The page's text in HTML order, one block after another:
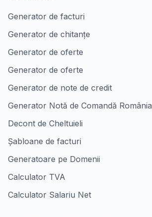
Generator de facturi
Generator de chitanțe
Generator de oferte
Generator de oferte
Generator de note de credit
Generator Notă de Comandă România
Decont de Cheltuieli
Șabloane de facturi
Generatoare pe Domenii
Calculator TVA
Calculator Salariu Net